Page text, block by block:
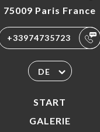
75009 Paris France
+33974735723
DE
START
GALERIE